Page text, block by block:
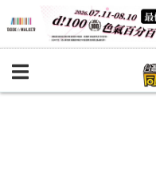
BOOKY書集倉庫